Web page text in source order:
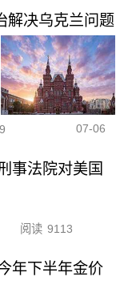
解决乌克兰问题
07-06
事法院对美国
阅读 9113
年下半年金价